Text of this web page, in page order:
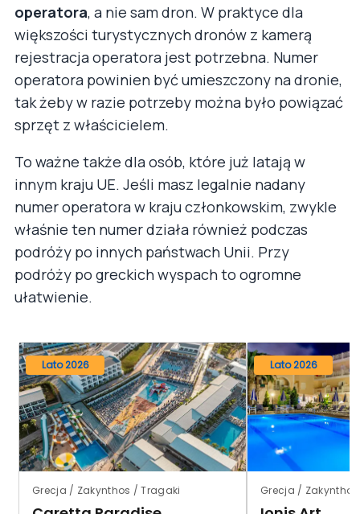
operatora, a nie sam dron. W praktyce dla
większości turystycznych dronów z kamerą
rejestracja operatora jest potrzebna. Numer
operatora powinien być umieszczony na dronie,
tak żeby w razie potrzeby można było powiązać
sprzęt z właścicielem.
To ważne także dla osób, które już latają w
innym kraju UE. Jeśli masz legalnie nadany
numer operatora w kraju członkowskim, zwykle
właśnie ten numer działa również podczas
podróży po innych państwach Unii. Przy
podróży po greckich wyspach to ogromne
ułatwienie.
Lato 2026
Grecja / Zakynthos / Tragaki
Lato 2026
Grecja /